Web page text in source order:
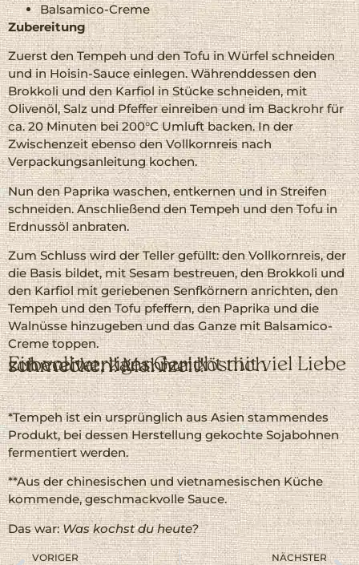
Balsamico-Creme
Zubereitung
Zuerst den Tempeh und den Tofu in Würfel schneiden
und in Hoisin-Sauce einlegen. Währenddessen den
Brokkoli und den Karfiol in Stücke schneiden, mit
Olivenöl, Salz und Pfeffer einreiben und im Backrohr für
ca. 20 Minuten bei 200°C Umluft backen. In der
Zwischenzeit ebenso den Vollkornreis nach
Verpackungsanleitung kochen.
Nun den Paprika waschen, entkernen und in Streifen
schneiden. Anschließend den Tempeh und den Tofu in
Erdnussöl anbraten.
Zum Schluss wird der Teller gefüllt: den Vollkornreis, der
die Basis bildet, mit Sesam bestreuen, den Brokkoli und
den Karfiol mit geriebenen Senfkörnern anrichten, den
Tempeh und den Tofu pfeffern, den Paprika und die
Walnüsse hinzugeben und das Ganze mit Balsamico-
Creme toppen.
Ein vollwertiges Gericht mit viel Liebe zubereitet, kann nur köstlich schmecken! Mahlzeit!
*Tempeh ist ein ursprünglich aus Asien stammendes
Produkt, bei dessen Herstellung gekochte Sojabohnen
fermentiert werden.
**Aus der chinesischen und vietnamesischen Küche
kommende, geschmackvolleSauce.
Das war:Was kochst du heute?
VORIGER NÄCHSTER